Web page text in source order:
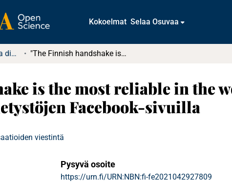
Kokoelmat Selaa Osuvaa
Pro gradu -tutkielmat ja diplomityöt "The Finnish handshake is the most reliable in the world” : Suomen maakuvatyö suurlähetystöjen Facebook-sivuilla
is the most reliable in the
Facebook-sivuilla
viestintä
Pysyvä osoite
https://urn.fi/URN:NBN:fi-fe2021042927809